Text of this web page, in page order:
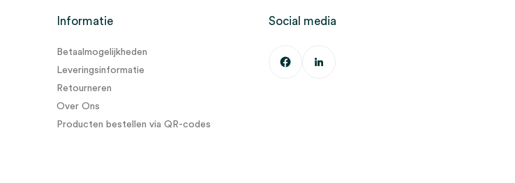
Informatie
Betaalmogelijkheden
Leveringsinformatie
Retourneren
Over Ons
Producten bestellen via QR-codes
Social media